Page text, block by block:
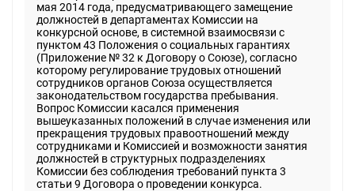
мая 2014 года, предусматривающего замещение
должностей в департаментах Комиссии на
конкурсной основе, в системной взаимосвязи с
пунктом 43 Положения о социальных гарантиях
(Приложение № 32 к Договору о Союзе), согласно
которому регулирование трудовых отношений
сотрудников органов Союза осуществляется
законодательством государства пребывания.
Вопрос Комиссии касался применения
вышеуказанных положений в случае изменения или
прекращения трудовых правоотношений между
сотрудниками и Комиссией и возможности занятия
должностей в структурных подразделениях
Комиссии без соблюдения требований пункта 3
статьи 9 Договора о проведении конкурса.